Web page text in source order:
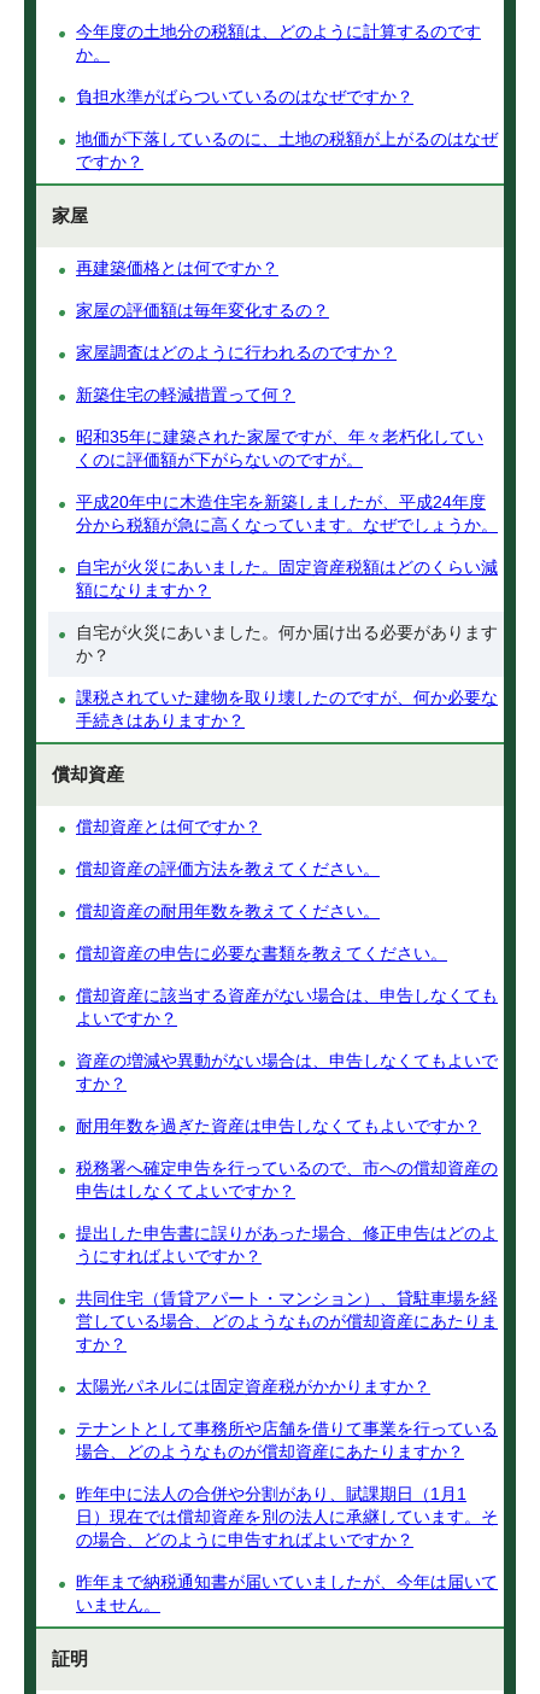
今年度の土地分の税額は、どのように計算するのです
か。
負担水準がばらついているのはなぜですか？
地価が下落しているのに、土地の税額が上がるのはなぜ
ですか？
家屋
再建築価格とは何ですか？
家屋の評価額は毎年変化するの？
家屋調査はどのように行われるのですか？
新築住宅の軽減措置って何？
昭和35年に建築された家屋ですが、年々老朽化してい
くのに評価額が下がらないのですが。
平成20年中に木造住宅を新築しましたが、平成24年度
分から税額が急に高くなっています。なぜでしょうか。
自宅が火災にあいました。固定資産税額はどのくらい減
額になりますか？
自宅が火災にあいました。何か届け出る必要があります
か？
課税されていた建物を取り壊したのですが、何か必要な
手続きはありますか？
償却資産
償却資産とは何ですか？
償却資産の評価方法を教えてください。
償却資産の耐用年数を教えてください。
償却資産の申告に必要な書類を教えてください。
償却資産に該当する資産がない場合は、申告しなくても
よいですか？
資産の増減や異動がない場合は、申告しなくてもよいで
すか？
耐用年数を過ぎた資産は申告しなくてもよいですか？
税務署へ確定申告を行っているので、市への償却資産の
申告はしなくてよいですか？
提出した申告書に誤りがあった場合、修正申告はどのよ
うにすればよいですか？
共同住宅（賃貸アパート・マンション）、貸駐車場を経
営している場合、どのようなものが償却資産にあたりま
すか？
太陽光パネルには固定資産税がかかりますか？
テナントとして事務所や店舗を借りて事業を行っている
場合、どのようなものが償却資産にあたりますか？
昨年中に法人の合併や分割があり、賦課期日（1月1
日）現在では償却資産を別の法人に承継しています。そ
の場合、どのように申告すればよいですか？
昨年まで納税通知書が届いていましたが、今年は届いて
いません。
証明